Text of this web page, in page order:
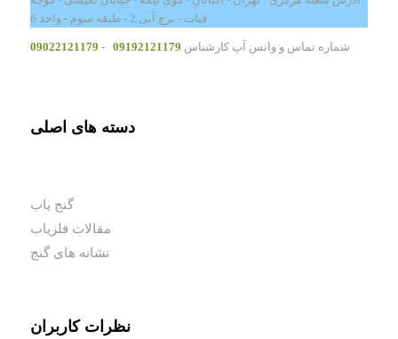
فیات - برج آبی 2 - طبقه سوم - واحد 6
شماره تماس و واتس آپ کارشناس 09192121179
-
09022121179
دسته های اصلی
گنج یاب
مقالات فلزیاب
نشانه های گنج
نظرات کاربران